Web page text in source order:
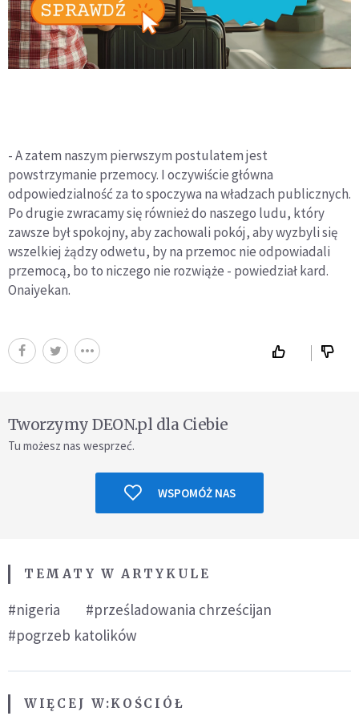
- A zatem naszym pierwszym postulatem jest
powstrzymanie przemocy. I oczywiście główna
odpowiedzialność za to spoczywa na władzach publicznych.
Po drugie zwracamy się również do naszego ludu, który
zawsze był spokojny, aby zachowali pokój, aby wyzbyli się
wszelkiej żądzy odwetu, by na przemoc nie odpowiadali
przemocą, bo to niczego nie rozwiąże - powiedział kard.
Onaiyekan.
Tworzymy DEON.pl dla Ciebie
Tu możesz nas wesprzeć.
WSPOMÓŻ NAS
TEMATY W ARTYKULE
#nigeria
#prześladowania chrześcijan
#pogrzeb katolików
WIĘCEJ W:KOŚCIÓŁ